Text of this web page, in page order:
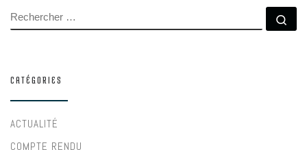
RECHERCHER
CATÉGORIES
ACTUALITÉ
COMPTE RENDU